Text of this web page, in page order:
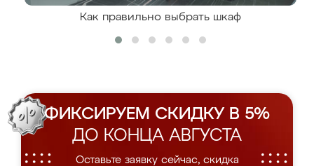
Как правильно выбрать шкаф
ФИКСИРУЕМ СКИДКУ В 5%
ДО КОНЦА АВГУСТА
Оставьте заявку сейчас, скидка